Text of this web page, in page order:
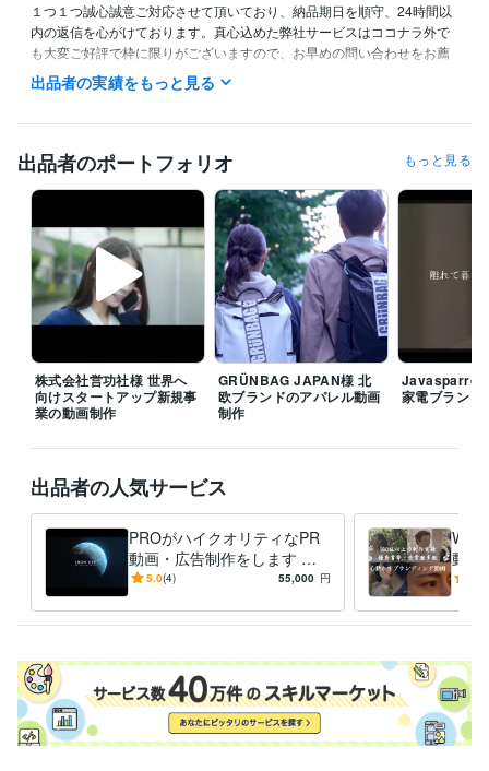
１つ１つ誠心誠意ご対応させて頂いており、納品期日を順守、24時間以
内の返信を心がけております。真心込めた弊社サービスはココナラ外で
も大変ご好評で枠に限りがございますので、お早めの問い合わせをお薦
めいたします。
者等が常駐。制作会社としては珍しい24時間体制で運営しております。
経験職種
クリエイター / 動画クリエイター 経験年数 : 10年
クリエイター / 映像カメラマン・映像ディレクター 経験年数 : 10年
マーケティング / 広告・宣伝・プロモーション 経験年数 : 10年
マーケティング / SNSマーケティング 経験年数 : 10年
職歴
2020年10月 ~ 現在
受賞歴
キミハルシネマ・フェスティバル優秀作品賞 akippa動画コンテスト
審査員特別賞
SDGsクリエイティブアワードⅢ最終選考会ファイナリ
県勝浦市観光協会賞受賞
Google スプレッドシート:10年 Google スライド:10年
Google ドキュメント:10年Numbers:10年Pages:10年
Adobe Photoshop:10年
Adobe Premiere Pro:10年
DaVinci Resolve:10年CapCut:5年Adobe Illustrator:10年Canva:5年
Adobe InDesign:10年Adobe XD:10年Adobe After Effects:10年
得意分野
動画編集・映像制作 企画立案〜動画撮影、編集
動画広告 プロモーション PR動画 アニメーション
ショート動画
イベント
MV YouTube運用 tiktok運用 動画マーケティング
出品者の実績をもっと見る
出品者のポートフォリオ もっと見る
株式会社営功社様 世界へ
向けスタートアップ新規事
業の動画制作
GRÜNBAG JAPAN様 北
欧ブランドのアパレル動画
制作
Javasparrow
家電ブランド
出品者の人気サービス
PROがハイクオリティなPR
動画・広告制作をします 優
秀賞等、数々の動画作品が受
績
5.0(4) 55,000 円
動画
等、